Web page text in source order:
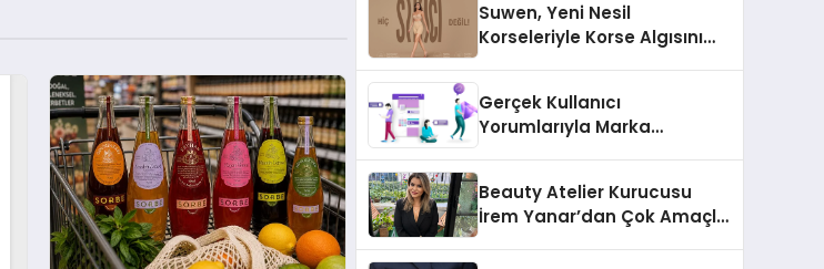
Suwen, Yeni Nesil
Korseleriyle Korse Algısını
Gerçek Kullanıcı
Yorumlarıyla Marka
Beauty Atelier Kurucusu
İrem Yanar’dan Çok Amaçlı